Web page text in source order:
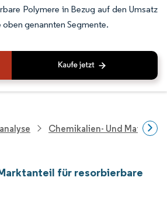
Polymere in Bezug auf den Umsatz
genannten Segmente.
Chemikalien- Und
für resorbierbare